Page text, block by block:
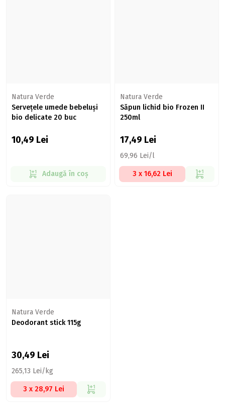
Natura Verde
Servețele umede bebeluși
bio delicate 20 buc
10,49 Lei
Adaugă în coș
Natura Verde
Săpun lichid bio Frozen II
250ml
17,49 Lei
69,96 Lei/l
3 x 16,62 Lei
Natura Verde
Deodorant stick 115g
30,49 Lei
265,13 Lei/kg
3 x 28,97 Lei